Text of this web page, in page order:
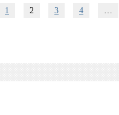
1 2 3 4